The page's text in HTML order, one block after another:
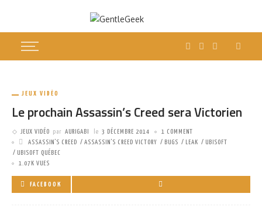
JEUX VIDÉO
Le prochain Assassin’s Creed sera Victorien
JEUX VIDÉO par AURIGABI le 3 DÉCEMBRE 2014
1 COMMENT
ASSASSIN'S CREED
ASSASSIN'S CREED VICTORY BUGS LEAK
UBISOFT
UBISOFT QUÉBEC
1.07K VUES
FACEBOOK